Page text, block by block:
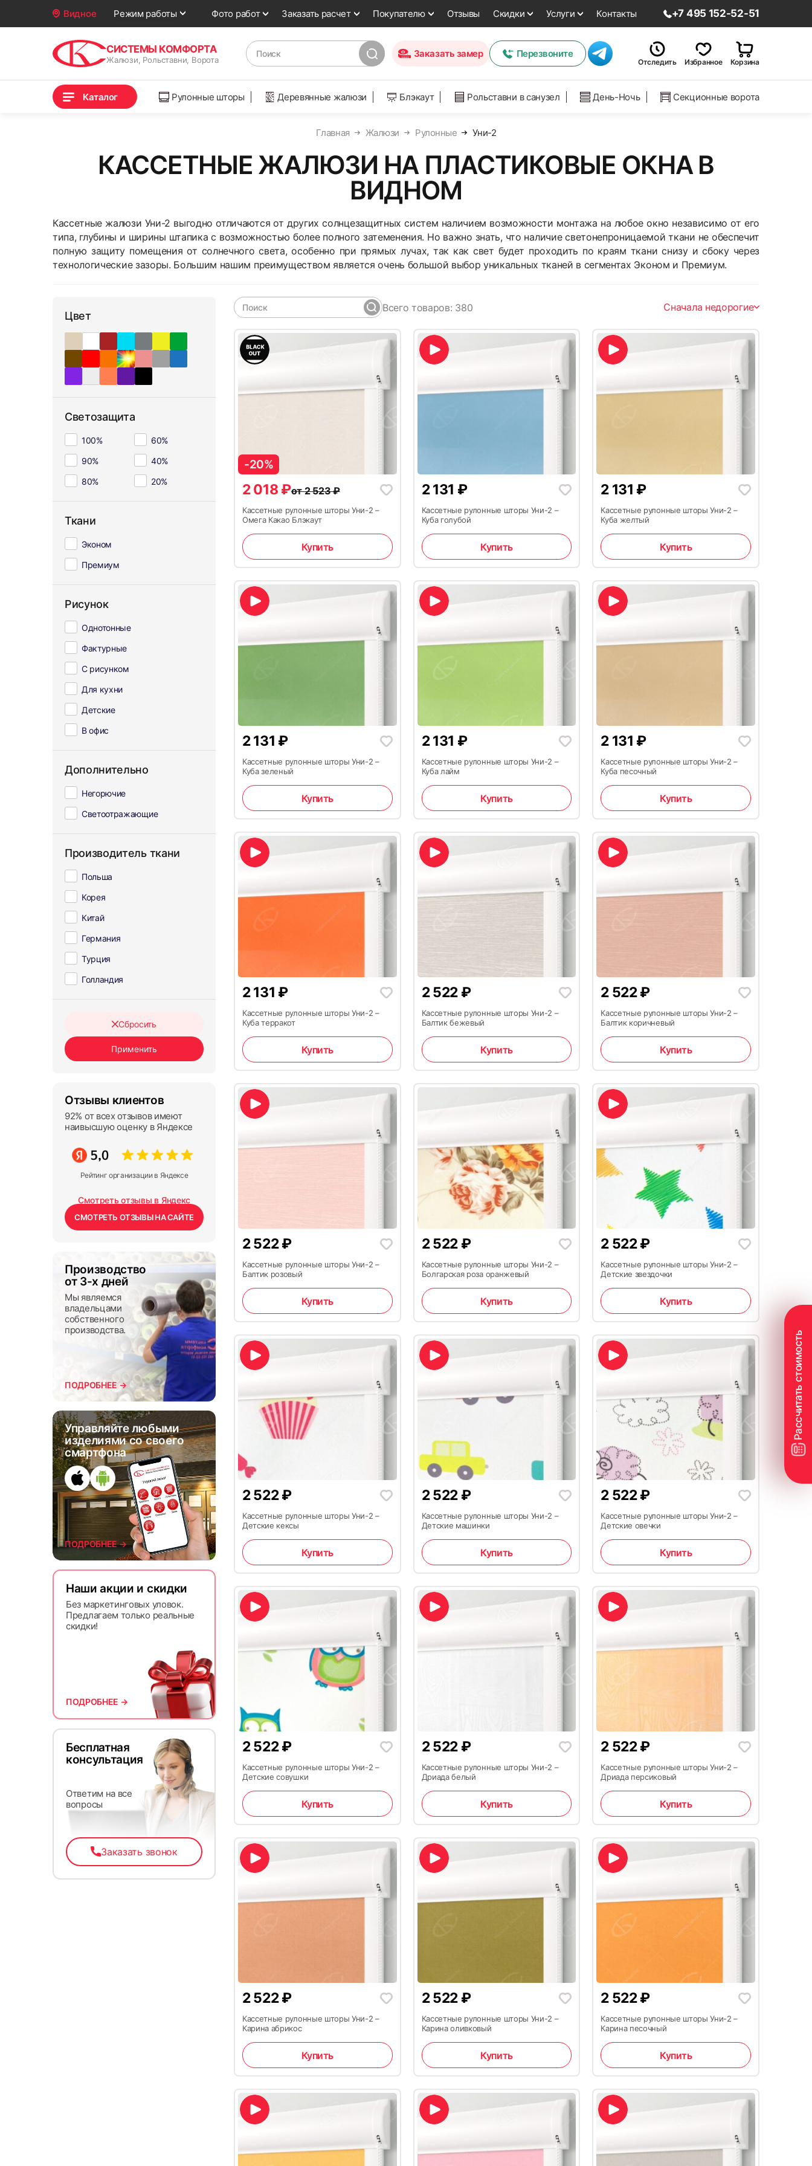
Видное Режим работы Фото работ Заказать расчет Покупателю Отзывы Скидки Услуги Контакты +7 495 152-52-51
СИСТЕМЫ КОМФОРТА
Жалюзи, Рольставни, Ворота
Заказать замер Перезвоните
Отследить Избранное Корзина
Каталог Рулонные шторы Деревянные жалюзи Блэкаут Рольставни в санузел День-Ночь Секционные ворота
Главная Жалюзи Рулонные Уни-2
КАССЕТНЫЕ ЖАЛЮЗИ НА ПЛАСТИКОВЫЕ ОКНА В
ВИДНОМ
Кассетные жалюзи Уни-2 выгодно отличаются от других солнцезащитных систем наличием возможности монтажа на любое окно независимо от его
типа, глубины и ширины штапика с возможностью более полного затеменения. Но важно знать, что наличие светонепроницаемой ткани не обеспечит
полную защиту помещения от солнечного света, особенно при прямых лучах, так как свет будет проходить по краям ткани снизу и сбоку через
технологические зазоры. Большим нашим преимуществом является очень большой выбор уникальных тканей в сегментах Эконом и Премиум.
Цвет
Светозащита
100%
60%
90%
40%
80%
20%
Ткани
Эконом
Премиум
Рисунок
Однотонные
Фактурные
С рисунком
Для кухни
Детские
В офис
Дополнительно
Негорючие
Светоотражающие
Производитель ткани
Польша
Корея
Китай
Германия
Турция
Голландия
Сбросить
Отзывы клиентов
92% от всех отзывов имеют
наивысшую оценку в Яндексе
Рейтинг организации в Яндексе
Смотреть отзывы в Яндекс
СМОТРЕТЬ ОТЗЫВЫ НА САЙТЕ
Производство
от 3-х дней
Мы являемся
владельцами
собственного
производства.
ПОДРОБНЕЕ →
Управляйте любыми
изделиями со своего
смартфона
ПОДРОБНЕЕ →
Наши акции и скидки
Без маркетинговых уловок.
Предлагаем только реальные
скидки!
ПОДРОБНЕЕ →
Бесплатная
консультация
Ответим на все
вопросы
Заказать звонок
Сначала недорогие
Всего товаров: 380
-20%
2 018 ₽от2 523₽
Кассетные рулонные шторы Уни-2 –
Омега Какао Блэкаут
Купить
2 131 ₽
Кассетные рулонные шторы Уни-2 –
Куба голубой
Купить
2 131 ₽
Кассетные рулонные шторы Уни-2 –
Куба желтый
Купить
2 131 ₽
Кассетные рулонные шторы Уни-2 –
Куба зеленый
Купить
2 131 ₽
Кассетные рулонные шторы Уни-2 –
Куба лайм
Купить
2 131 ₽
Кассетные рулонные шторы Уни-2 –
Куба песочный
Купить
2 131 ₽
Кассетные рулонные шторы Уни-2 –
Куба терракот
Купить
2 522 ₽
Кассетные рулонные шторы Уни-2 –
Балтик бежевый
Купить
2 522₽
Кассетные рулонные шторы Уни-2 –
Балтик коричневый
Купить
2 522₽
Кассетные рулонные шторы Уни-2 –
Балтик розовый
Купить
2 522 ₽
Кассетные рулонные шторы Уни-2 –
Болгарская роза оранжевый
Купить
2 522₽
Кассетные рулонные шторы Уни-2 –
Детские звездочки
Купить
2 522₽
Кассетные рулонные шторы Уни-2 –
Детские кексы
Купить
2 522 ₽
Кассетные рулонные шторы Уни-2 –
Детские машинки
Купить
2 522₽
Кассетные рулонные шторы Уни-2 –
Детские овечки
Купить
2 522₽
Кассетные рулонные шторы Уни-2 –
Детские совушки
Купить
2 522 ₽
Кассетные рулонные шторы Уни-2 –
Дриада белый
Купить
2 522₽
Кассетные рулонные шторы Уни-2 –
Дриада персиковый
Купить
2 522₽
Кассетные рулонные шторы Уни-2 –
Карина абрикос
Купить
2 522 ₽
Кассетные рулонные шторы Уни-2 –
Карина оливковый
Купить
2 522₽
Кассетные рулонные шторы Уни-2 –
Карина песочный
Купить